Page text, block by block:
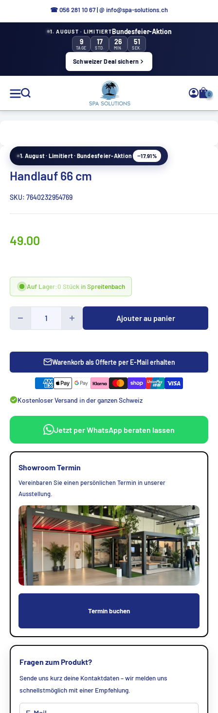
☎ 056 281 10 67|@ info@spa-solutions.ch
1. AUGUST · LIMITIERTBundesfeier-Aktion
9
TAGE
17
STD.
26
MIN.
51
SEK.
Schweizer Deal sichern
Solutions
de
0
1. August · Limitiert · Bundesfeier-Aktion −17.91%
Handlauf 66 cm
SKU: 7640232954769
Prix
49.00
Auf Lager:0 Stück in Spreitenbach
Ajouter au panier
Warenkorb als Offerte per E-Mail erhalten
Kostenloser Versand in der ganzen Schweiz
Jetzt per WhatsApp beraten lassen
Showroom Termin
Vereinbaren Sie einen persönlichen Termin in unserer
Ausstellung.
Termin buchen
Fragen zum Produkt?
Sende uns kurz deine Kontaktdaten – wir melden uns
schnellstmöglich mit einer Empfehlung.